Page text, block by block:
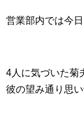
営業部内では今
4人に気づいた菊
彼の望み通り思